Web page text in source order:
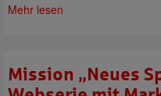
Mehr lesen
Mission „Neues